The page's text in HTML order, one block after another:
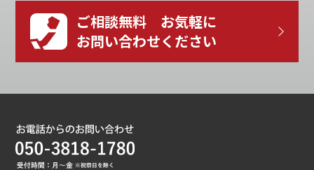
ご相談無料 お気軽に
お問い合わせください